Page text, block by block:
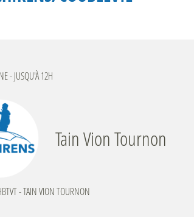
- JUSQU'À 12H
Tain Vion Tournon
- TAIN VION TOURNON